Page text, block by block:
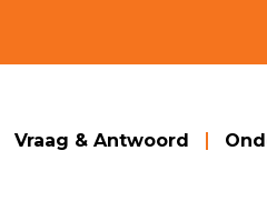
Vraag & Antwoord